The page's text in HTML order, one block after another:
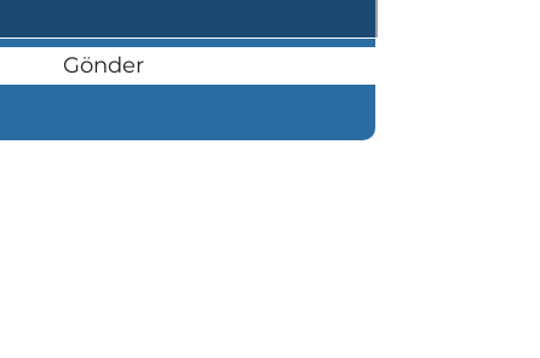
Gönder